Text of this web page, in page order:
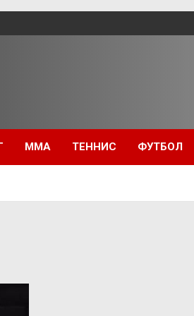
ММА ТЕННИС ФУТБОЛ